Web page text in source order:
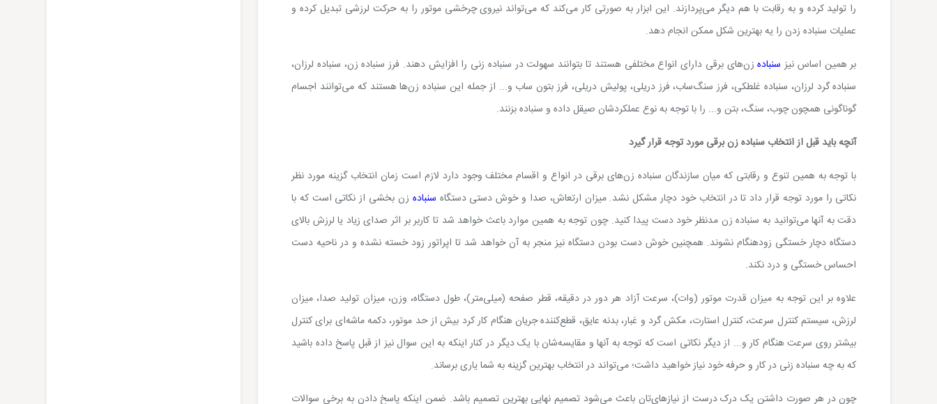
را تولید کرده و به رقابت با هم دیگر می‌پردازند. این ابزار به صورتی کار می‌کند که می‌تواند نیروی چرخشی موتور را به حرکت لرزشی تبدیل کرده و
عملیات سنباده زدن را یه بهترین شکل ممکن انجام دهد.
بر همین اساس نیز سنبادهزن‌های برقی دارای انواع مختلفی هستند تا بتوانند سهولت در سنباده زنی را افزایش دهند. فرز سنباده زن، سنباده لرزان،
سنباده گرد لرزان، سنباده غلطکی، فرز سنگ‌ساب، فرز دریلی، پولیش دریلی، فرز بتون ساب و... از جمله این سنباده زن‌ها هستند که می‌توانند اجسام
گوناگونی همچون چوب، سنگ، بتن و... را با توجه به نوع عملکردشان صیقل داده و سنباده بزنند.
آنچه باید قبل از انتخاب سنباده زن برقی مورد توجه قرار گیرد
با توجه به همین تنوع و رقابتی که میان سازندگان سنباده زن‌های برقی در انواع و اقسام مختلف وجود دارد لازم است زمان انتخاب گزینه مورد نظر
نکاتی را مورد توجه قرار داد تا در انتخاب خود دچار مشکل نشد. میزان ارتعاش، صدا و خوش دستی دستگاه سنباده زن بخشی از نکاتی است که با
دقت به آنها می‌توانید به سنباده زن مدنظر خود دست پیدا کنید. چون توجه به همین موارد باعث خواهد شد تا کاربر بر اثر صدای زیاد یا لرزش بالای
دستگاه دچار خستگی زودهنگام نشوند. همچنین خوش دست بودن دستگاه نیز منجر به آن خواهد شد تا اپراتور زود خسته نشده و در ناحیه دست
احساس خستگی و درد نکند.
علاوه بر این توجه به میزان قدرت موتور (وات)، سرعت آزاد هر دور در دقیقه، قطر صفحه (میلی‌متر)، طول دستگاه، وزن، میزان تولید صدا، میزان
لرزش، سیستم کنترل سرعت، کنترل استارت، مکش گرد و غبار، بدنه عایق، قطع‌کننده جریان هنگام کار کرد بیش از حد موتور، دکمه ماشه‌ای برای کنترل
بیشتر روی سرعت هنگام کار و... از دیگر نکاتی است که توجه به آنها و مقایسه‌شان با یک دیگر در کنار اینکه به این سوال نیز از قبل پاسخ داده باشید
که به چه سنباده زنی در کار و حرفه خود نیاز خواهید داشت؛ می‌تواند در انتخاب بهترین گزینه به شما یاری برساند.
چون در هر صورت داشتن یک درک درست از نیازهای‌تان باعث می‌شود تصمیم نهایی بهترین تصمیم باشد. ضمن اینکه پاسخ دادن به برخی سوالات